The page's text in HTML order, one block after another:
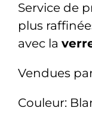
Service de
plus
avec la
Vendues
Couleur: